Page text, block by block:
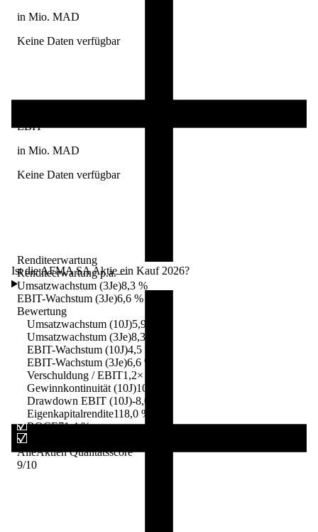
in Mio. MAD
Keine Daten verfügbar
EBIT
in Mio. MAD
Keine Daten verfügbar
Renditeerwartung
Renditeerwartung p.a.—
Umsatzwachstum (3Je)8,3 %
EBIT-Wachstum (3Je)6,6 %
Bewertung
Umsatzwachstum (10J)5,9 %
Umsatzwachstum (3Je)8,3 %
EBIT-Wachstum (10J)4,5 %
EBIT-Wachstum (3Je)6,6 %
Verschuldung / EBIT1,2×
Gewinnkontinuität (10J)10/10
Drawdown EBIT (10J)-8,0 %
Eigenkapitalrendite118,0 %
ROCE71,4 %
AlleAktien Qualitätsscore
9/10
Ist die AFMA SA Aktie ein Kauf 2026?